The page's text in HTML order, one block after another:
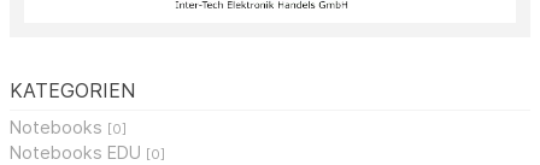
KATEGORIEN
Notebooks [0]
Notebooks EDU [0]